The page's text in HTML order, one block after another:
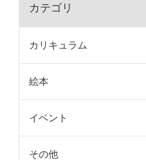
カテゴリ
カリキュラム
絵本
イベント
その他